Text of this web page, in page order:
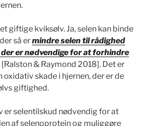
giftige kviksølv. Ja, selen kan binde
så ermindre selen til rådighed
er nødvendige for at forhindre
[Ralston & Raymond 2018]. Det er
skade i hjernen, der er de
giftighed.
selentilskud nødvendig for at
af selenoprotein og muliggøre